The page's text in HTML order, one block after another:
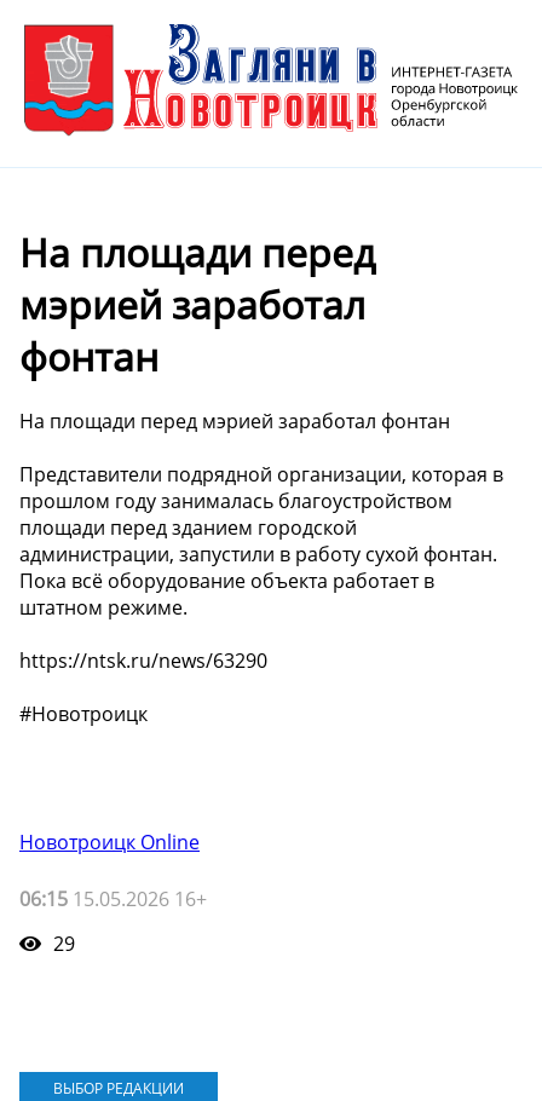
На площади перед
мэрией заработал
фонтан
На площади перед мэрией заработал фонтан
Представители подрядной организации, которая в
прошлом году занималась благоустройством
площади перед зданием городской
администрации, запустили в работу сухой фонтан.
Пока всё оборудование объекта работает в
штатном режиме.
https://ntsk.ru/news/63290
#Новотроицк
Новотроицк Online
06:15 15.05.2026 16+
29
ВЫБОР РЕДАКЦИИ